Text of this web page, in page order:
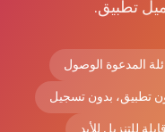
تطبيق.
المدعوة الوصول
تطبيق، بدون تسجيل